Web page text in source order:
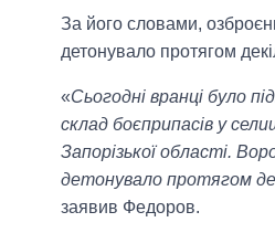
За його словами,
детонувало протягом
«Сьогодні вранці було
склад боєприпасів у
Запорізької області.
детонувало протягом
заявив Федоров.